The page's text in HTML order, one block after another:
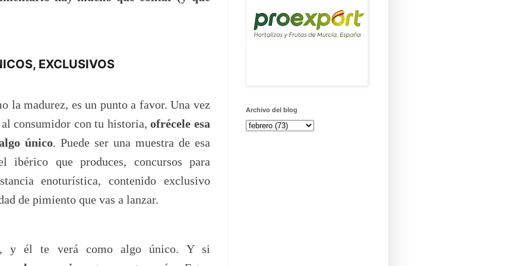
EXCLUSIVOS
la madurez, es un punto a favor. Una vez
al consumidor con tu historia,ofrécele esa
único. Puede ser una muestra de esa
ibérico que produces, concursos para
enoturística, contenido exclusivo
de pimiento que vas a lanzar.
y él te verá como algo único. Y si
Archivo del blog